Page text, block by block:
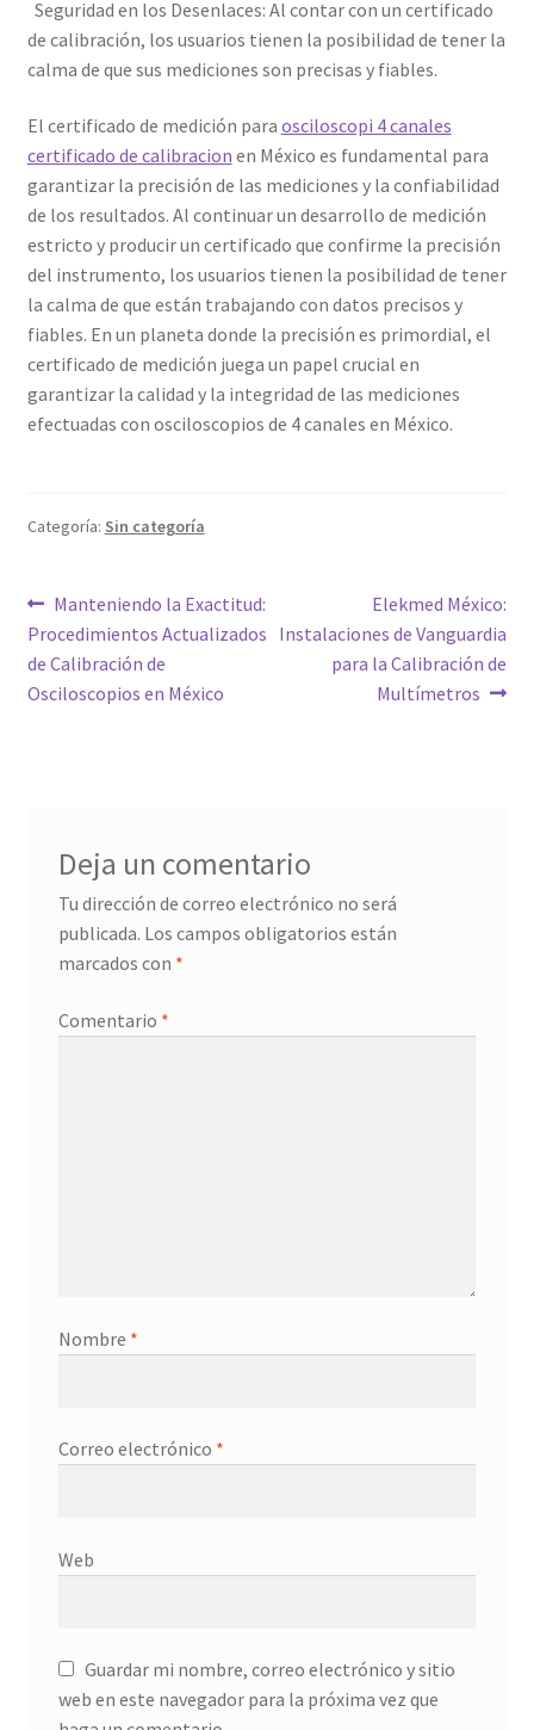
Seguridad en los Desenlaces: Al contar con un certificado
de calibración, los usuarios tienen la posibilidad de tener la
calma de que sus mediciones son precisas y fiables.
El certificado de medición para osciloscopi 4 canales
certificado de calibracion en México es fundamental para
garantizar la precisión de las mediciones y la confiabilidad
de los resultados. Al continuar un desarrollo de medición
estricto y producir un certificado que confirme la precisión
del instrumento, los usuarios tienen la posibilidad de tener
la calma de que están trabajando con datos precisos y
fiables. En un planeta donde la precisión es primordial, el
certificado de medición juega un papel crucial en
garantizar la calidad y la integridad de las mediciones
efectuadas con osciloscopios de 4 canales en México.
Categoría: Sin categoría
Navegación
de
entradas
Entrada
anterior:
Manteniendo la Exactitud:
Procedimientos Actualizados
de Calibración de
Osciloscopios en México
Siguiente
entrada:
Elekmed México:
Instalaciones de Vanguardia
para la Calibración de
Multímetros
Deja un comentario
Tu dirección de correo electrónico no será
publicada. Los campos obligatorios están
marcados con *
Comentario *
Nombre *
Correo electrónico *
Web
Guardar mi nombre, correo electrónico y sitio
web en este navegador para la próxima vez que